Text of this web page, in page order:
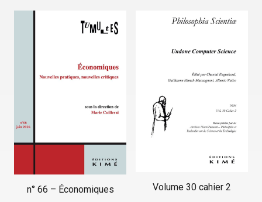
n° 66 – Économiques Volume 30 cahier 2